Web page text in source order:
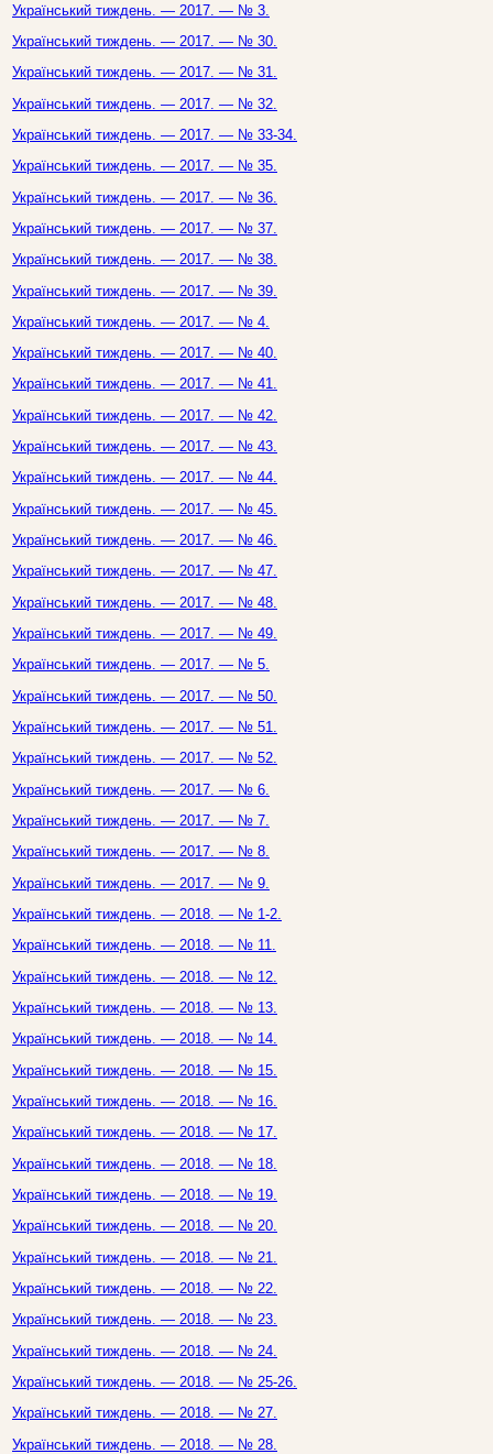
Український тиждень. — 2017. — № 3.
Український тиждень. — 2017. — № 30.
Український тиждень. — 2017. — № 31.
Український тиждень. — 2017. — № 32.
Український тиждень. — 2017. — № 33-34.
Український тиждень. — 2017. — № 35.
Український тиждень. — 2017. — № 36.
Український тиждень. — 2017. — № 37.
Український тиждень. — 2017. — № 38.
Український тиждень. — 2017. — № 39.
Український тиждень. — 2017. — № 4.
Український тиждень. — 2017. — № 40.
Український тиждень. — 2017. — № 41.
Український тиждень. — 2017. — № 42.
Український тиждень. — 2017. — № 43.
Український тиждень. — 2017. — № 44.
Український тиждень. — 2017. — № 45.
Український тиждень. — 2017. — № 46.
Український тиждень. — 2017. — № 47.
Український тиждень. — 2017. — № 48.
Український тиждень. — 2017. — № 49.
Український тиждень. — 2017. — № 5.
Український тиждень. — 2017. — № 50.
Український тиждень. — 2017. — № 51.
Український тиждень. — 2017. — № 52.
Український тиждень. — 2017. — № 6.
Український тиждень. — 2017. — № 7.
Український тиждень. — 2017. — № 8.
Український тиждень. — 2017. — № 9.
Український тиждень. — 2018. — № 1-2.
Український тиждень. — 2018. — № 11.
Український тиждень. — 2018. — № 12.
Український тиждень. — 2018. — № 13.
Український тиждень. — 2018. — № 14.
Український тиждень. — 2018. — № 15.
Український тиждень. — 2018. — № 16.
Український тиждень. — 2018. — № 17.
Український тиждень. — 2018. — № 18.
Український тиждень. — 2018. — № 19.
Український тиждень. — 2018. — № 20.
Український тиждень. — 2018. — № 21.
Український тиждень. — 2018. — № 22.
Український тиждень. — 2018. — № 23.
Український тиждень. — 2018. — № 24.
Український тиждень. — 2018. — № 25-26.
Український тиждень. — 2018. — № 27.
Український тиждень. — 2018. — № 28.